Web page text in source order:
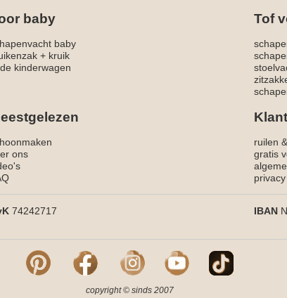
baby Tof
baby
+ kruik
kinderwagen
ruilen
ons
gratis
privacy
74242717 IBAN
copyright © sinds 2007